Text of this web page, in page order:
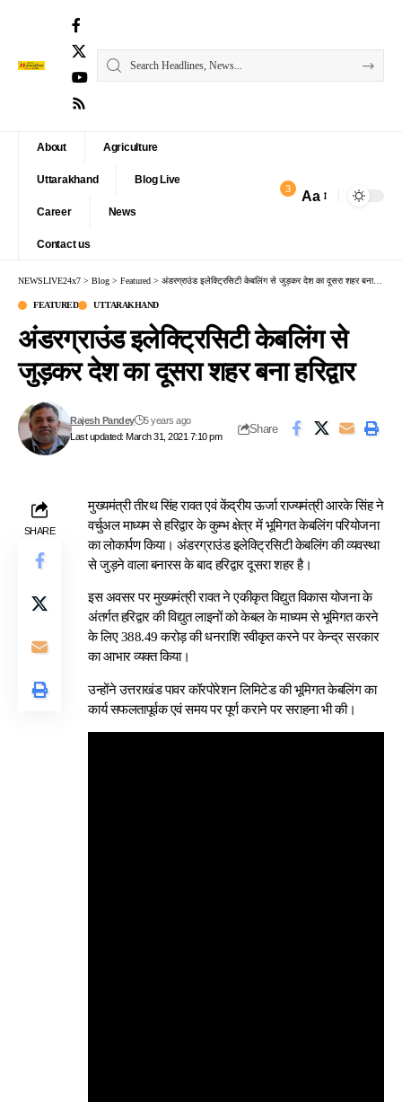
About Agriculture
Uttarakhand Blog Live
Career News
Contact us
3 Aa
NEWSLIVE24x7 > Blog > Featured > अंडरग्राउंड इलेक्ट्रिसिटी केबलिंग से जुड़कर देश का दूसरा शहर बना हरिद्वार
FEATURED UTTARAKHAND
अंडरग्राउंड इलेक्ट्रिसिटी केबलिंग से
जुड़कर देश का दूसरा शहर बना हरिद्वार
Last updated: March 31, 2021 7:10 pm
Rajesh Pandey 5 years ago
Share
SHARE
मुख्यमंत्री तीरथ सिंह रावत एवं केंद्रीय ऊर्जा राज्यमंत्री आरके सिंह ने
वर्चुअल माध्यम से हरिद्वार के कुम्भ क्षेत्र में भूमिगत केबलिंग परियोजना
का लोकार्पण किया। अंडरग्राउंड इलेक्ट्रिसिटी केबलिंग की व्यवस्था
से जुड़ने वाला बनारस के बाद हरिद्वार दूसरा शहर है।
इस अवसर पर मुख्यमंत्री रावत ने एकीकृत विद्युत विकास योजना के
अंतर्गत हरिद्वार की विद्युत लाइनों को केबल के माध्यम से भूमिगत करने
के लिए 388.49 करोड़ की धनराशि स्वीकृत करने पर केन्द्र सरकार
का आभार व्यक्त किया।
उन्होंने उत्तराखंड पावर कॉरपोरेशन लिमिटेड की भूमिगत केबलिंग का
कार्य सफलतापूर्वक एवं समय पर पूर्ण कराने पर सराहना भी की।